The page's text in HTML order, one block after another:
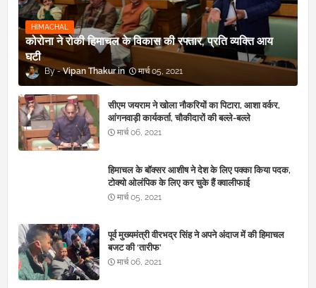
HIMACHAL
कोरोना ने रोकी हिमाचल के विकास की रफ्तार, प्रति व्यक्ति आय
घटी
Vipan Thakur मार्च 05, 2021
सीएम जयराम ने खोला नौकरियों का पिटारा, आशा वर्कर,
आंगनवाड़ी कार्यकर्ता, चौकीदारों की बल्ले-बल्ले
मार्च 06, 2021
हिमाचल के बॉक्सर आशीष ने देश के लिए पक्का किया पदक,
टोक्यो ओलंपिक के लिए कर चुके हैं क्वालीफाई
मार्च 05, 2021
पूर्व मुख्यमंत्री वीरभद्र सिंह ने अपने अंदाज में की हिमाचल
बजट की ‘तारीफ’
मार्च 06, 2021